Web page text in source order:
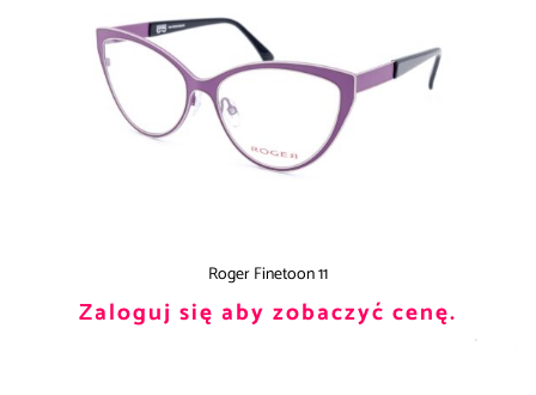
Roger Finetoon 11
Zaloguj się aby zobaczyć cenę.